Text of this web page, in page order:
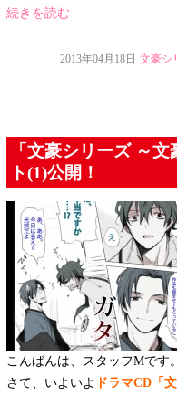
続きを読む
2013年04月18日 文豪シ
「文豪シリーズ ～
ト(1)公開！
こんばんは、スタッフMです
さて、いよいよ ドラマCD「